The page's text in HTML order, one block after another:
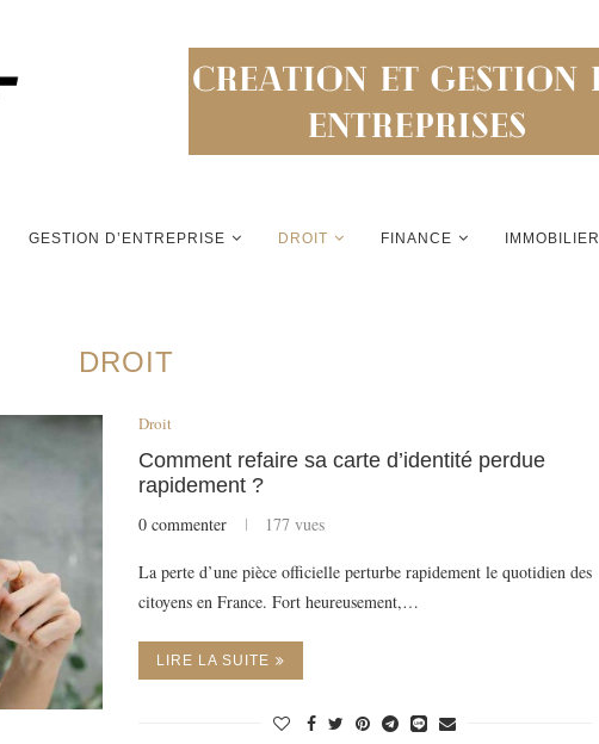
GESTION D’ENTREPRISE DROIT FINANCE IMMOBILIER
DROIT
Droit
Comment refaire sa carte d’identité perdue
rapidement ?
0 commenter 177 vues
La perte d’une pièce officielle perturbe rapidement le quotidien des
citoyens en France. Fort heureusement,…
LIRE LA SUITE